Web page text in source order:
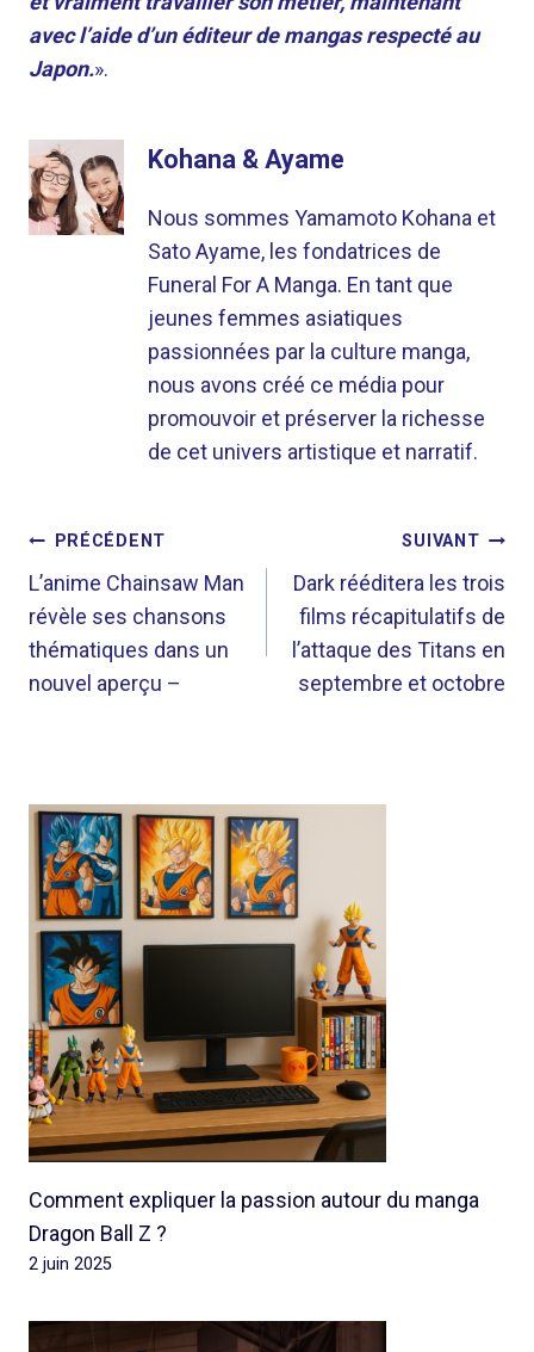
avec l’aide d’un éditeur de mangas respecté au
Japon.».
Kohana & Ayame
Nous sommes Yamamoto Kohana et
Sato Ayame, les fondatrices de
Funeral For A Manga. En tant que
jeunes femmes asiatiques
passionnées par la culture manga,
nous avons créé ce média pour
promouvoir et préserver la richesse
de cet univers artistique et narratif.
NAVIGATION
DE
L’ARTICLE
PRÉCÉDENT
L’anime Chainsaw Man
révèle ses chansons
thématiques dans un
nouvel aperçu –
SUIVANT
Dark rééditera les trois
films récapitulatifs de
l’attaque des Titans en
septembre et octobre
Comment expliquer la passion autour du manga
Dragon Ball Z ?
2 juin 2025